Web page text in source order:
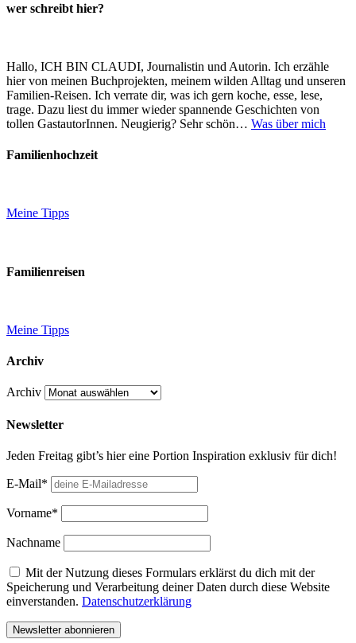
wer schreibt hier?
Hallo, ICH BIN CLAUDI, Journalistin und Autorin. Ich erzähle
hier von meinen Buchprojekten, meinem wilden Alltag und unseren
Familien-Reisen. Ich verrate dir, was ich gern koche, esse, lese,
trage. Dazu liest du immer wieder spannende Geschichten von
tollen GastautorInnen. Neugierig? Sehr schön… Was über mich
Familienhochzeit
Meine Tipps
Familienreisen
Meine Tipps
Archiv
Archiv
Newsletter
Jeden Freitag gibt’s hier eine Portion Inspiration exklusiv für dich!
E-Mail*
Vorname*
Nachname
Mit der Nutzung dieses Formulars erklärst du dich mit der
Speicherung und Verarbeitung deiner Daten durch diese Website
einverstanden. Datenschutzerklärung